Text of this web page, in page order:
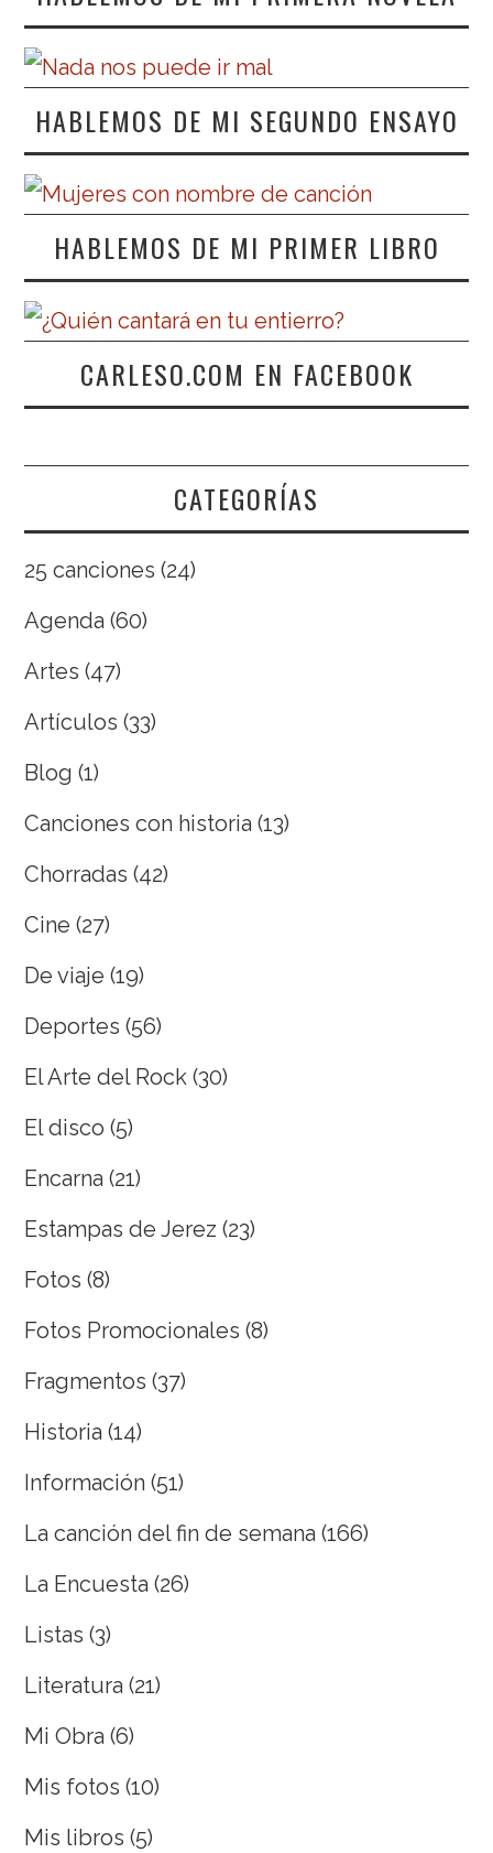
HABLEMOS DE MI SEGUNDO ENSAYO
HABLEMOS DE MI PRIMER LIBRO
CARLESO.COM EN FACEBOOK
CATEGORÍAS
25 canciones (24)
Agenda (60)
Artes (47)
Artículos (33)
Blog (1)
Canciones con historia (13)
Chorradas (42)
Cine (27)
De viaje (19)
Deportes (56)
El Arte del Rock (30)
El disco (5)
Encarna (21)
Estampas de Jerez (23)
Fotos (8)
Fotos Promocionales (8)
Fragmentos (37)
Historia (14)
Información (51)
La canción del fin de semana (166)
La Encuesta (26)
Listas (3)
Literatura (21)
Mi Obra (6)
Mis fotos (10)
Mis libros (5)